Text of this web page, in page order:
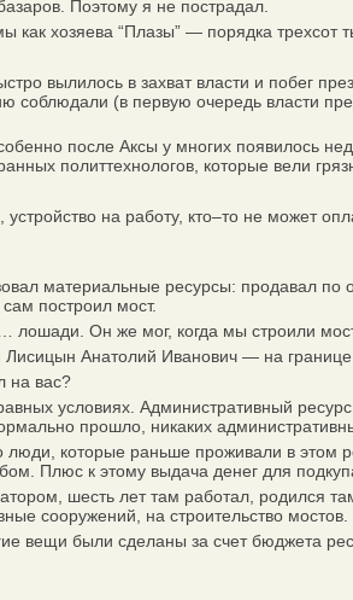
Поэтому я не пострадал.
хозяева “Плазы” — порядка трехсот
в захват власти и побег
соблюдали (в первую очередь власти
после Аксы у многих появилось
политтехнологов, которые вели
на работу, кто–то не может
ресурсы: продавал по
построил мост.
Он же мог, когда мы строили мост,
Анатолий Иванович — на
на вас?
условиях. Административный ресурс
прошло, никаких
которые раньше проживали в этом
Плюс к этому выдача денег для
шесть лет там работал, родился
сооружений, на строительство мостов.
были сделаны за счет бюджета